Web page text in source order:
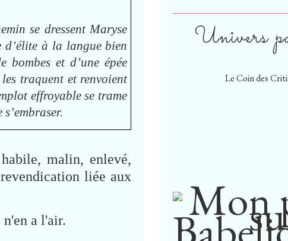
se dressent Maryse
d’élite à la langue bien
bombes et d’une épée
traquent et renvoient
effroyable se trame
malin, enlevé,
liée aux
a l'air.
Univers
Le Coin des